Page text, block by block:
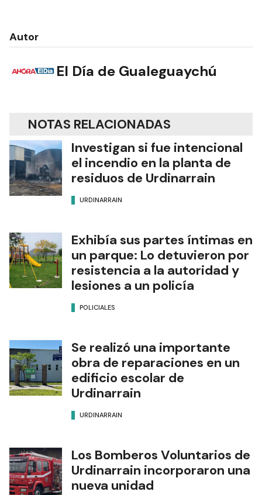
Autor
El Día de Gualeguaychú
NOTAS RELACIONADAS
Investigan si fue intencional
el incendio en la planta de
residuos de Urdinarrain
URDINARRAIN
Exhibía sus partes íntimas en
un parque: Lo detuvieron por
resistencia a la autoridad y
lesiones a un policía
POLICIALES
Se realizó una importante
obra de reparaciones en un
edificio escolar de
Urdinarrain
URDINARRAIN
Los Bomberos Voluntarios de
Urdinarrain incorporaron una
nueva unidad